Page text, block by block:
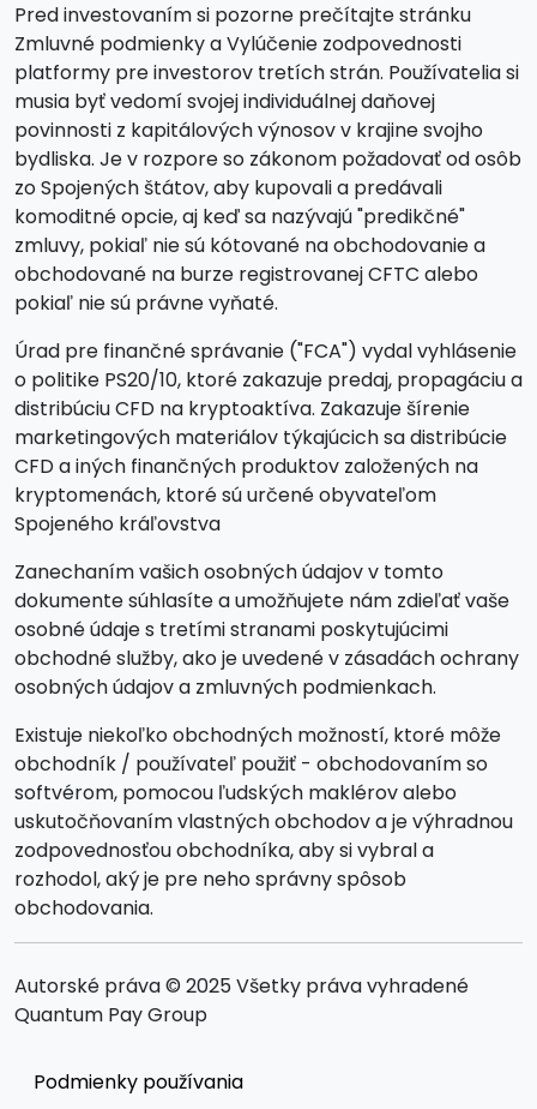
Pred investovaním si pozorne prečítajte stránku
Zmluvné podmienky a Vylúčenie zodpovednosti
platformy pre investorov tretích strán. Používatelia si
musia byť vedomí svojej individuálnej daňovej
povinnosti z kapitálových výnosov v krajine svojho
bydliska. Je v rozpore so zákonom požadovať od osôb
zo Spojených štátov, aby kupovali a predávali
komoditné opcie, aj keď sa nazývajú "predikčné"
zmluvy, pokiaľ nie sú kótované na obchodovanie a
obchodované na burze registrovanej CFTC alebo
pokiaľ nie sú právne vyňaté.
Úrad pre finančné správanie ("FCA") vydal vyhlásenie
o politike PS20/10, ktoré zakazuje predaj, propagáciu a
distribúciu CFD na kryptoaktíva. Zakazuje šírenie
marketingových materiálov týkajúcich sa distribúcie
CFD a iných finančných produktov založených na
kryptomenách, ktoré sú určené obyvateľom
Spojeného kráľovstva
Zanechaním vašich osobných údajov v tomto
dokumente súhlasíte a umožňujete nám zdieľať vaše
osobné údaje s tretími stranami poskytujúcimi
obchodné služby, ako je uvedené v zásadách ochrany
osobných údajov a zmluvných podmienkach.
Existuje niekoľko obchodných možností, ktoré môže
obchodník / používateľ použiť - obchodovaním so
softvérom, pomocou ľudských maklérov alebo
uskutočňovaním vlastných obchodov a je výhradnou
zodpovednosťou obchodníka, aby si vybral a
rozhodol, aký je pre neho správny spôsob
obchodovania.
Autorské práva © 2025 Všetky práva vyhradené
Quantum Pay Group
Podmienky používania